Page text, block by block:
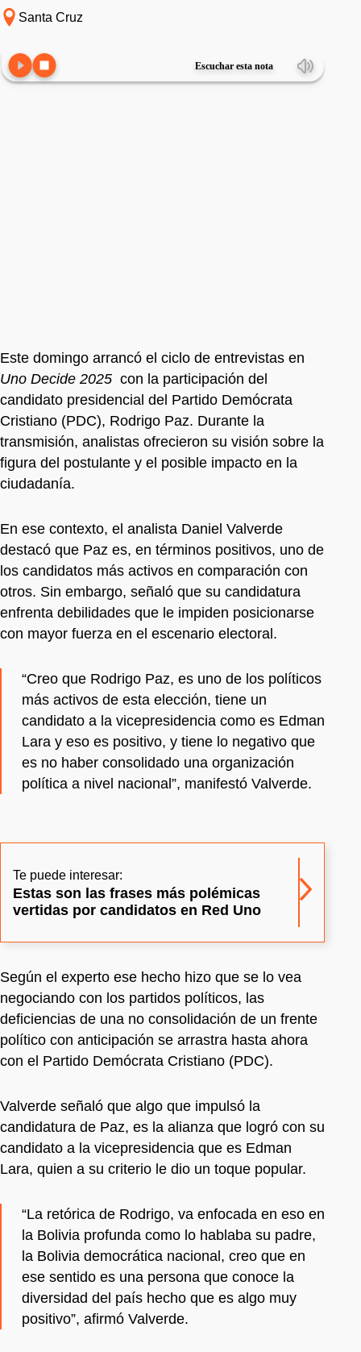
Santa Cruz
Escuchar esta nota
Este domingo arrancó el ciclo de entrevistas en
Uno Decide 2025 con la participación del
candidato presidencial del Partido Demócrata
Cristiano (PDC), Rodrigo Paz. Durante la
transmisión, analistas ofrecieron su visión sobre la
figura del postulante y el posible impacto en la
ciudadanía.
En ese contexto, el analista Daniel Valverde
destacó que Paz es, en términos positivos, uno de
los candidatos más activos en comparación con
otros. Sin embargo, señaló que su candidatura
enfrenta debilidades que le impiden posicionarse
con mayor fuerza en el escenario electoral.
“Creo que Rodrigo Paz, es uno de los políticos
más activos de esta elección, tiene un
candidato a la vicepresidencia como es Edman
Lara y eso es positivo, y tiene lo negativo que
es no haber consolidado una organización
política a nivel nacional”, manifestó Valverde.
Te puede interesar:
Estas son las frases más polémicas
vertidas por candidatos en Red Uno
Según el experto ese hecho hizo que se lo vea
negociando con los partidos políticos, las
deficiencias de una no consolidación de un frente
político con anticipación se arrastra hasta ahora
con el Partido Demócrata Cristiano (PDC).
Valverde señaló que algo que impulsó la
candidatura de Paz, es la alianza que logró con su
candidato a la vicepresidencia que es Edman
Lara, quien a su criterio le dio un toque popular.
“La retórica de Rodrigo, va enfocada en eso en
la Bolivia profunda como lo hablaba su padre,
la Bolivia democrática nacional, creo que en
ese sentido es una persona que conoce la
diversidad del país hecho que es algo muy
positivo”, afirmó Valverde.